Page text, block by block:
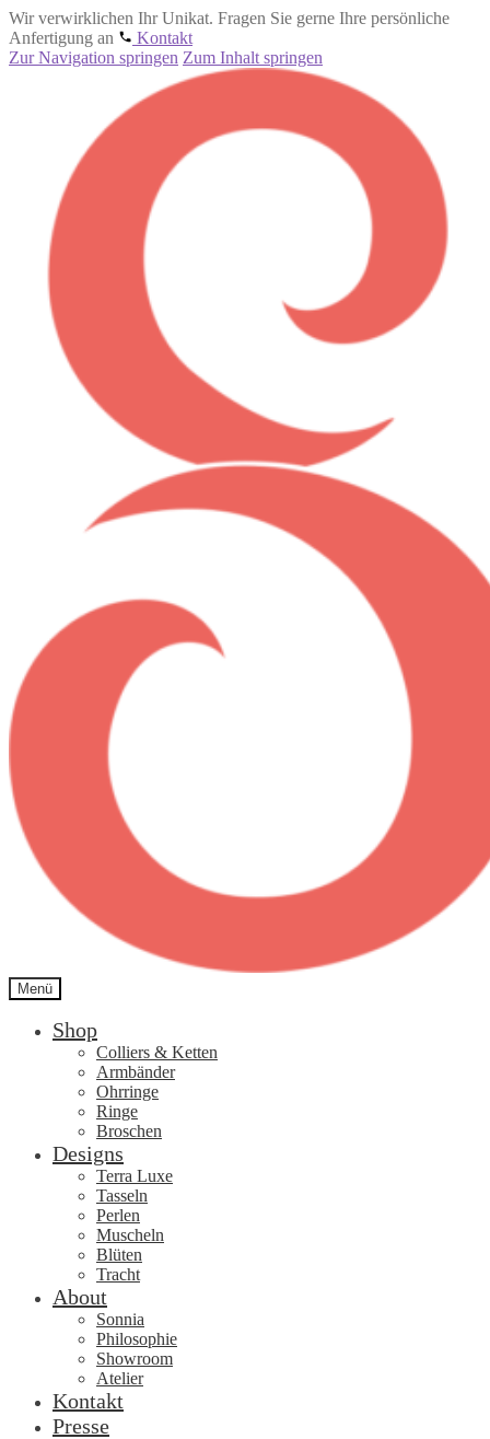
Wir verwirklichen Ihr Unikat. Fragen Sie gerne Ihre persönliche
Anfertigung an
Kontakt
Zur Navigation springen Zum Inhalt springen
Menü
Shop
Colliers & Ketten
Armbänder
Ohrringe
Ringe
Broschen
Designs
Terra Luxe
Tasseln
Perlen
Muscheln
Blüten
Tracht
About
Sonnia
Philosophie
Showroom
Atelier
Kontakt
Presse